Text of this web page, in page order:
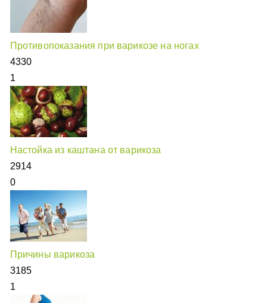
Противопоказания при варикозе на ногах
4330
1
Настойка из каштана от варикоза
2914
0
Причины варикоза
3185
1